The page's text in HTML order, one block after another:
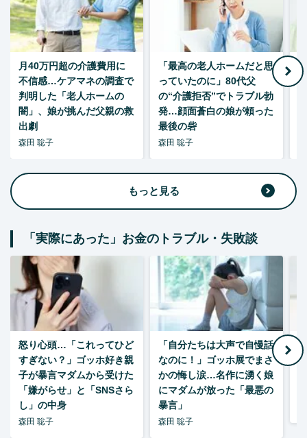
月40万円超の介護費用に
不信感…ケアマネの調査で
判明した「老人ホームの
闇」、娘が挑んだ父親の救
出劇
森田 聡子
「最高の老人ホームだと思
っていたのに」80代父
の“介護拒否”でトラブル勃
発…顔面蒼白の娘が頼った
最後の砦
森田 聡子
もっと見る
「実際にあった」お金のトラブル・失敗談
怒り心頭…「これってひど
すぎない？」ゴッホ好き親
子が暴言マダムから受けた
「嫌がらせ」と「SNSさら
し」の中身
森田 聡子
「自分たちは大声で自慢話
なのに！」ゴッホ展でまさ
かの悔し涙…名作に湧く娘
にマダムが放った「最悪の
暴言」
森田 聡子